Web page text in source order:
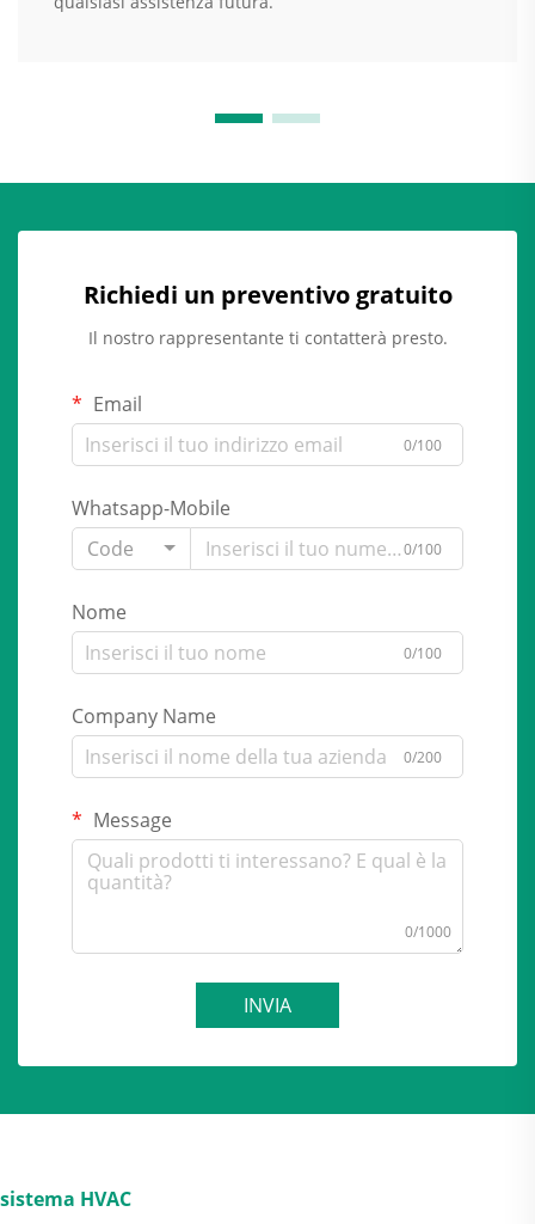
Richiedi un preventivo gratuito
Il nostro rappresentante ti contatterà presto.
Email
0/100
Whatsapp-Mobile
Code
0/100
Nome
0/100
Company Name
0/200
Message
0/1000
INVIA
sistema HVAC